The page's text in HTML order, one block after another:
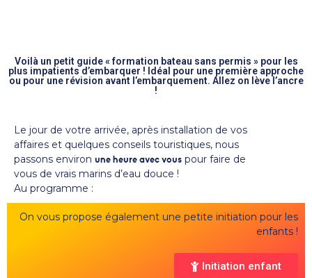
Voilà un petit guide « formation bateau sans permis » pour les
plus impatients d’embarquer ! Idéal pour une première approche
ou pour une révision avant l’embarquement. Allez on lève l’ancre
!
Le jour de votre arrivée, après installation de vos
affaires et quelques conseils touristiques, nous
passons environ une heure avec vous pour faire de
vous de vrais marins d’eau douce !
Au programme :
On vous propose également une petite initiation pour les
enfants !
Initiation enfant